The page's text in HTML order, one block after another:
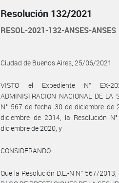
Resolución 132/2021
RESOL-2021-132-ANSES-ANSES
Ciudad de Buenos Aires, 25/06/2021
VISTO el Expediente N° EX-
ADMINISTRACION NACIONAL DE LA
N° 567 de fecha 30 de diciembre de
diciembre de 2014, la Resolución N°
diciembre de 2020, y
CONSIDERANDO:
Que la Resolución D.E.-N N° 567/2013,